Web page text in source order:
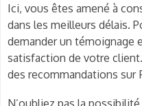
Ici, vous êtes amené à
dans les meilleurs délais.
demander un témoignage
satisfaction de votre
des recommandations sur